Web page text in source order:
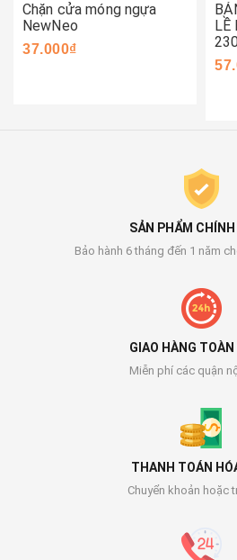
Chặn cửa móng ngựa
NewNeo
37.000₫
LỀ
SẢN PHẨM CHÍNH
Bảo hành 6 tháng đến 1 năm
GIAO HÀNG TOÀN
Miễn phí các quận
THANH TOÁN
Chuyển khoản hoặc